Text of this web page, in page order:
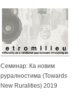
Семинар: Ка новим
руралностима (Towards
New Ruralities) 2019